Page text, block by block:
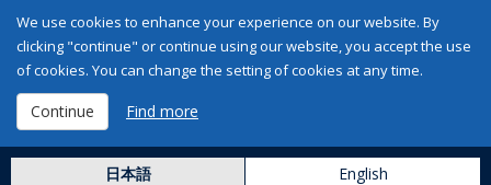
We use cookies to enhance your experience on our website. By
clicking "continue" or continue using our website, you accept the use
of cookies. You can change the setting of cookies at any time.
Continue Find more
日本語 English